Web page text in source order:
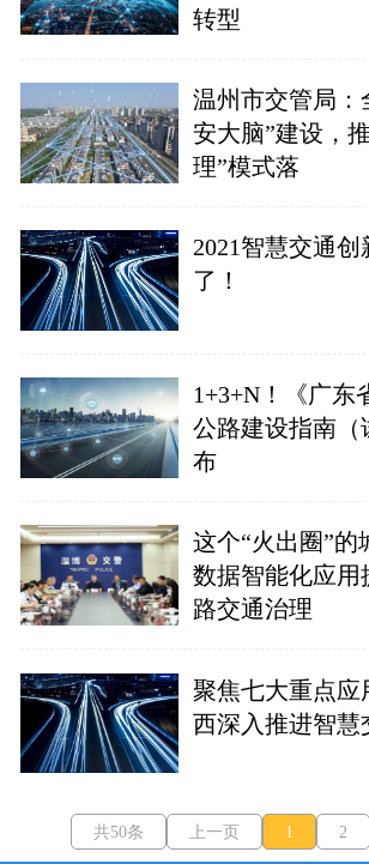
转型
温州市交管局：
安大脑”建设，
理”模式落
2021智慧交通创
了！
1+3+N！《广东
公路建设指南（
布
这个“火出圈”的
数据智能化应用
路交通治理
聚焦七大重点应
西深入推进智慧
共50条 上一页 1 2